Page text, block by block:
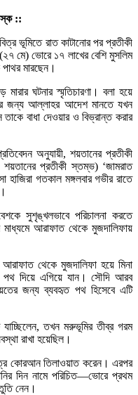
::
ভূমিতে রাত কাটানোর পর প্রতীকী
মে) ভোরে ১৭ লাখের বেশি মুসলিম
মারছেন।
ঘটনার স্মৃতিচারণা। বলা হয়ে
জন্য আল্লাহর আদেশ মানতে যখন
বাধা দেওয়ার ও বিভ্রান্ত করার
অনুযায়ী, শয়তানের প্রতীকী
প্রতীকী স্তম্ভ) ‘জামরাত
গতকাল মঙ্গলবার গভীর রাতে
সুশৃঙ্খলভাবে পরিচালনা করতে
মাধ্যমে আরাফাত থেকে মুজদালিফায়
আরাফাত থেকে মুজদালিফা হয়ে মিনা
পথ দিয়ে এগিয়ে যান। সৌদি আরব
জন্য ব্যবহৃত পথ হিসেবে এটি
যাচ্ছিলেন, তখন মরুভূমির তীব্র গরম
রাখা হয়েছিল।
কোরআন তিলাওয়াত করেন। এরপর
দিন নামে পরিচিত—ভোরে প্রথম
নেন।